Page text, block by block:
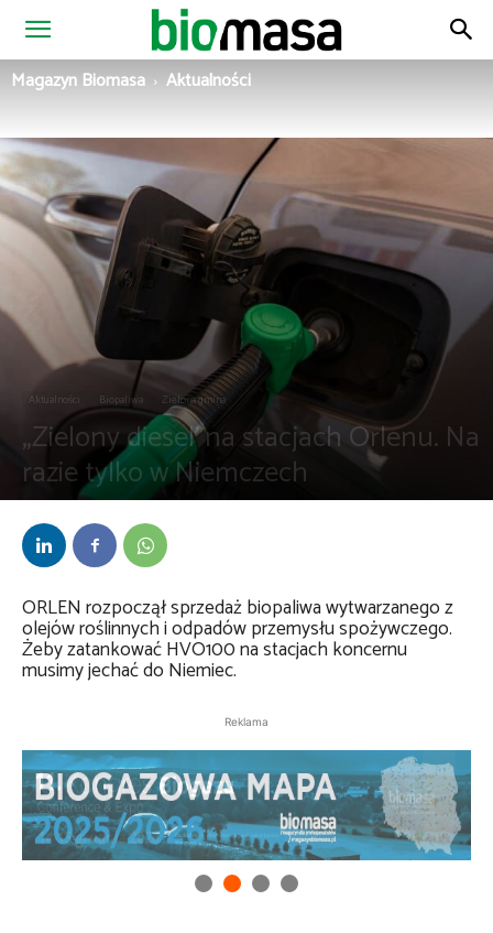
Magazyn
Magazyn Biomasa Aktualności
Aktualności Biopaliwa Zielona gmina
„Zielony diesel”na stacjach Orlenu. Na
razie tylko w Niemczech
Przez Anna Lenartowska-
ORLEN rozpoczął sprzedaż biopaliwa wytwarzanego z
olejów roślinnych i odpadów przemysłu spożywczego.
Żeby zatankować HVO100 na stacjach koncernu
musimy jechać do Niemiec.
Reklama